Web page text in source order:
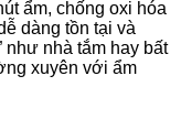
ẩm, chống oxi hóa
dàng tồn tại và
như nhà tắm hay bất
xuyên với ẩm